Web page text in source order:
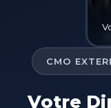
CMO
Votre